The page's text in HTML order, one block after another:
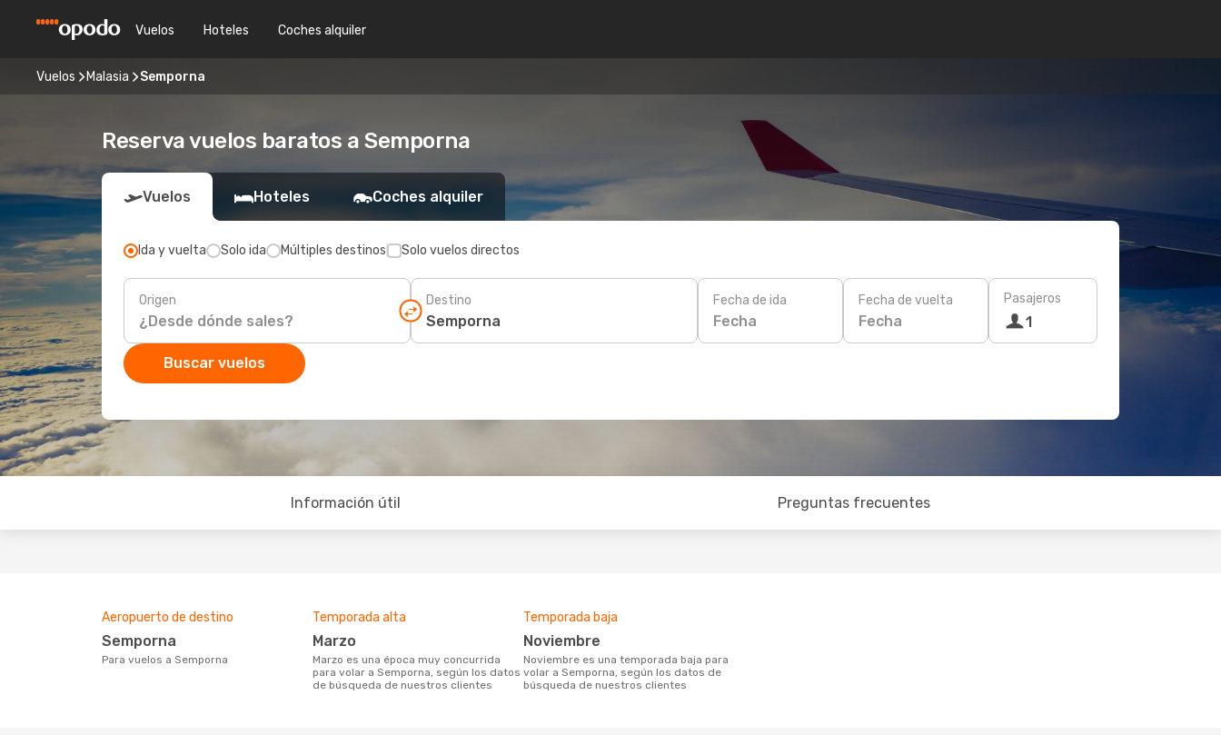
Vuelos Hoteles Coches alquiler
Vuelos Malasia Semporna
Reserva vuelos baratos a Semporna
Vuelos Hoteles Coches alquiler
Ida y vuelta Solo ida Múltiples destinos Solo vuelos directos
Origen Destino Fecha de ida
Fecha
Fecha de vuelta
Fecha
Pasajeros
1
Buscar vuelos
Información útil Preguntas frecuentes
Aeropuerto de destino
Semporna
Para vuelos a Semporna
Temporada alta
marzo
marzo es una época muy concurrida
para volar a Semporna, según los datos
de búsqueda de nuestros clientes
Temporada baja
noviembre
noviembre es una temporada baja para
volar a Semporna, según los datos de
búsqueda de nuestros clientes